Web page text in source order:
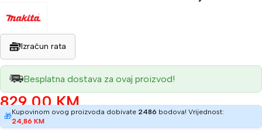
Izračun rata
Besplatna dostava za ovaj proizvod!
829,00KM
🎁Kupovinom ovog proizvoda dobivate 2486 bodova! Vrijednost:
24,86 KM